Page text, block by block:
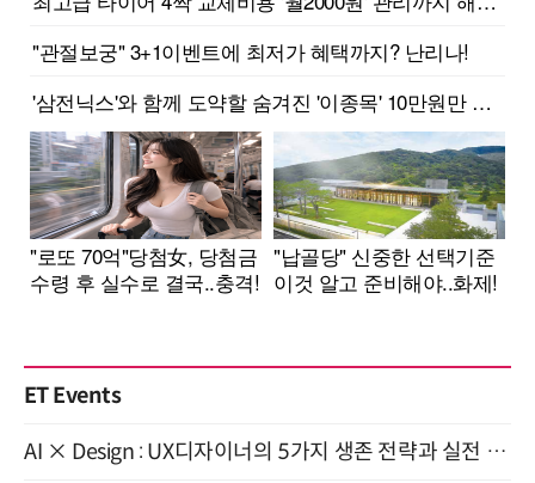
ET Events
AI × Design : UX디자이너의 5가지 생존 전략과 실전 대응 8월 28일 개최